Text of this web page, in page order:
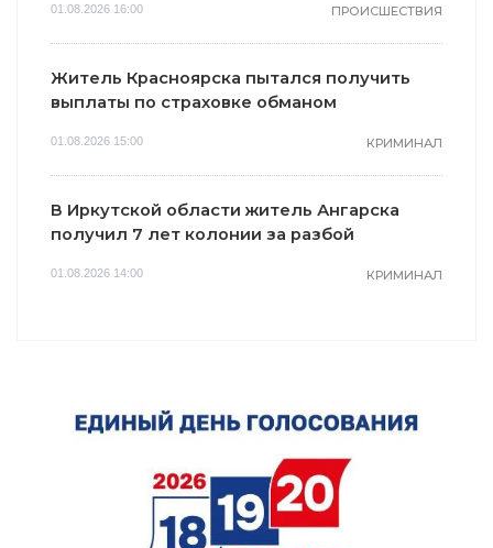
01.08.2026 16:00 ПРОИСШЕСТВИЯ
Житель Красноярска пытался получить
выплаты по страховке обманом
01.08.2026 15:00 КРИМИНАЛ
В Иркутской области житель Ангарска
получил 7 лет колонии за разбой
01.08.2026 14:00 КРИМИНАЛ